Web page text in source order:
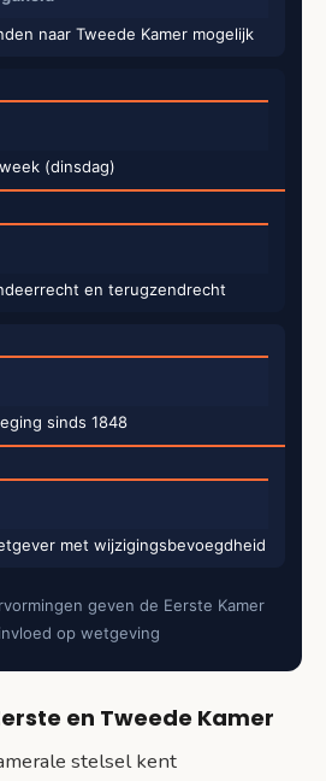
naar Tweede Kamer mogelijk
(dinsdag)
en terugzendrecht
sinds 1848
met wijzigingsbevoegdheid
geven de Eerste Kamer
op wetgeving
en Tweede Kamer
stelsel kent